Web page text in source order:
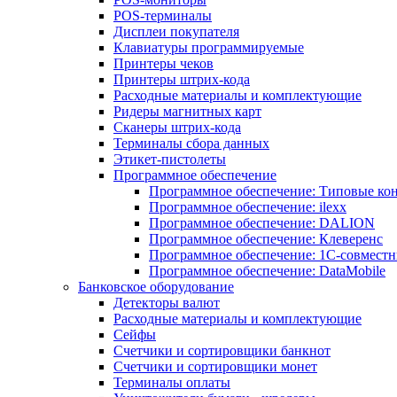
POS-терминалы
Дисплеи покупателя
Клавиатуры программируемые
Принтеры чеков
Принтеры штрих-кода
Расходные материалы и комплектующие
Ридеры магнитных карт
Сканеры штрих-кода
Терминалы сбора данных
Этикет-пистолеты
Программное обеспечение
Программное обеспечение: Типовые
Программное обеспечение: ilexx
Программное обеспечение: DALION
Программное обеспечение: Клеверенс
Программное обеспечение: 1С-
Программное обеспечение: DataMobile
Банковское оборудование
Детекторы валют
Расходные материалы и комплектующие
Сейфы
Счетчики и сортировщики банкнот
Счетчики и сортировщики монет
Терминалы оплаты